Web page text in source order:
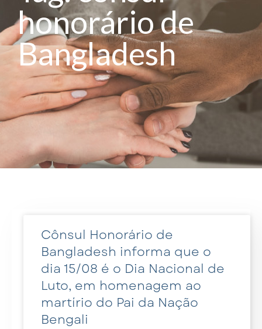
honorário de
Bangladesh
Cônsul Honorário de
Bangladesh informa que o
dia 15/08 é o Dia Nacional de
Luto, em homenagem ao
martírio do Pai da Nação
Bengali